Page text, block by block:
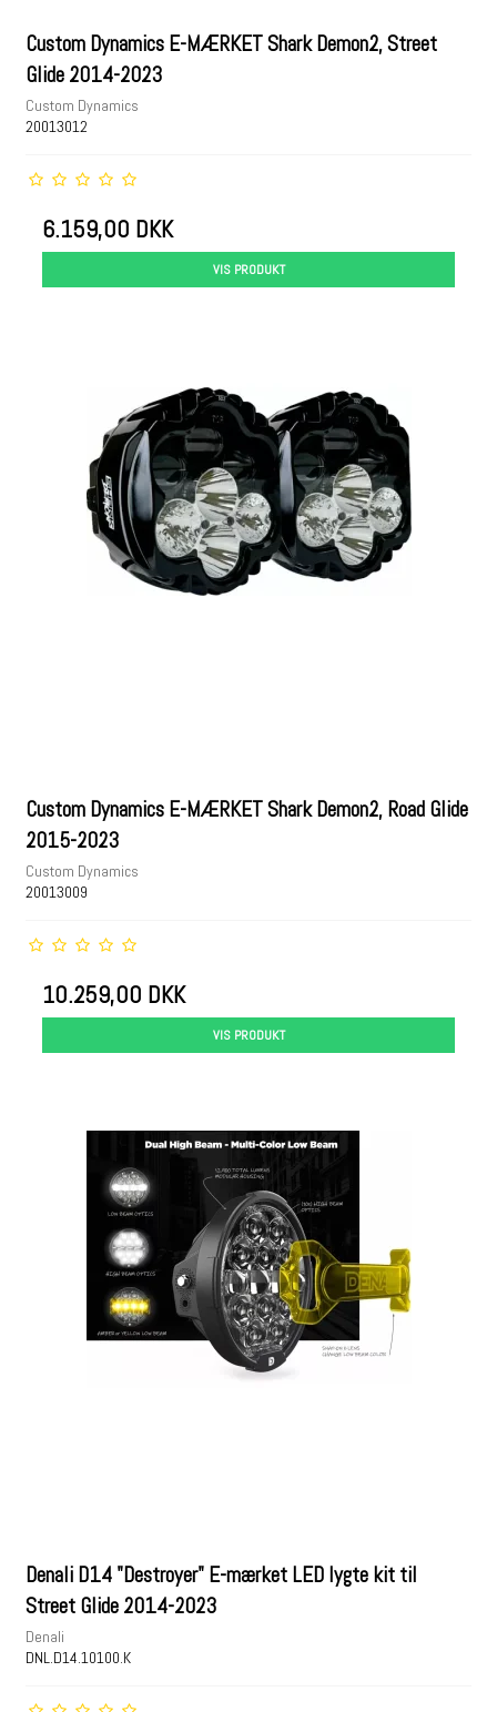
Custom Dynamics E-MÆRKET Shark Demon2, Street
Glide 2014-2023
Custom Dynamics
20013012
6.159,00 DKK
VIS PRODUKT
Custom Dynamics E-MÆRKET Shark Demon2, Road Glide
2015-2023
Custom Dynamics
20013009
10.259,00 DKK
VIS PRODUKT
Denali D14 "Destroyer" E-mærket LED lygte kit til
Street Glide 2014-2023
Denali
DNL.D14.10100.K